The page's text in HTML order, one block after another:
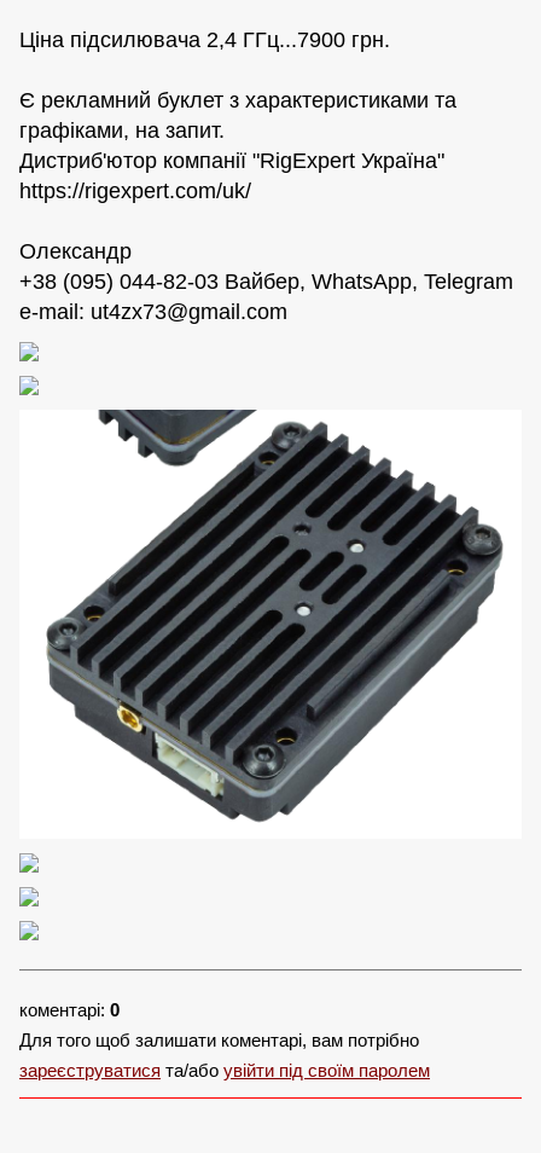
Цiна підсилювача 2,4 ГГц...7900 грн.
Є рекламний буклет з характеристиками та
графiками, на запит.
Дистриб'ютор компанії "RigExpert Україна"
https://rigexpert.com/uk/
Олександр
+38 (095) 044-82-03 Вайбер, WhatsApp, Telegram
e-mail: ut4zx73@gmail.com
коментарі: 0
Для того щоб залишати коментарі, вам потрібно
зареєструватися та/або увійти під своїм паролем